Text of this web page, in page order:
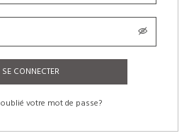
SE CONNECTER
votre mot de passe?